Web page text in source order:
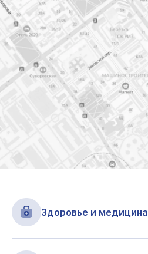
Здоровье и медицина